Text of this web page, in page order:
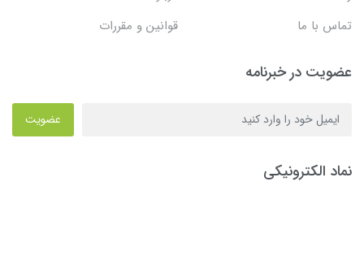
تماس با ما
قوانین و مقررات
عضویت در خبرنامه
عضویت
نماد الکترونیکی